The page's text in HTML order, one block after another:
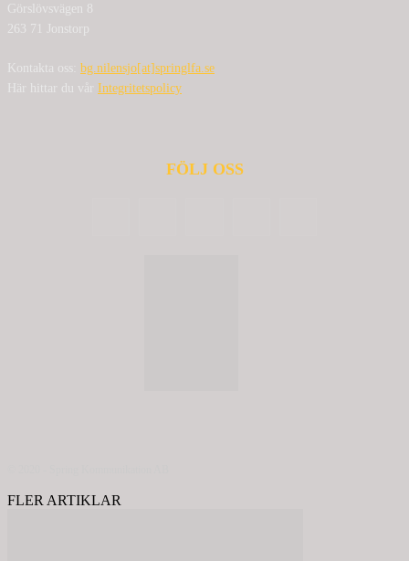
Görslövsvägen 8
263 71 Jonstorp
Kontakta oss: bg.nilensjo[at]springlfa.se
Här hittar du vår Integritetspolicy
FÖLJ OSS
FLER ARTIKLAR